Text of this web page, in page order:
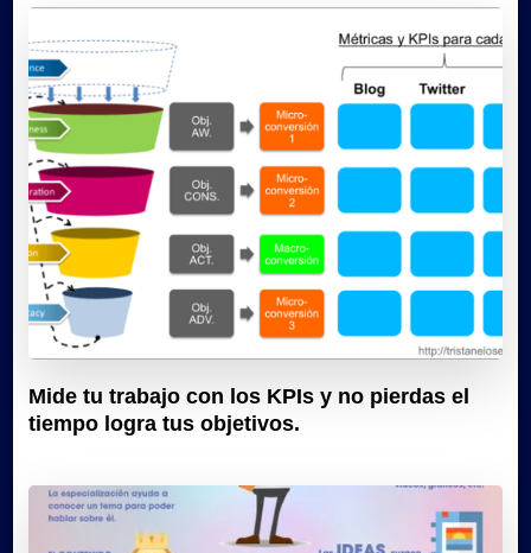
Mide tu trabajo con los KPIs y no pierdas el
tiempo logra tus objetivos.